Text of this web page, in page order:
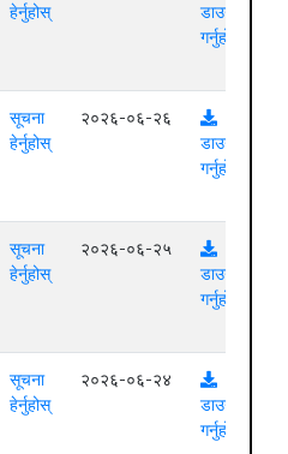
हेर्नुहोस्
डाउनलोड
गर्नुहोस्
सूचना
हेर्नुहोस्
२०२६-०६-२६
डाउनलोड
गर्नुहोस्
सूचना
हेर्नुहोस्
२०२६-०६-२५
डाउनलोड
गर्नुहोस्
सूचना
हेर्नुहोस्
२०२६-०६-२४
डाउनलोड
गर्नुहोस्